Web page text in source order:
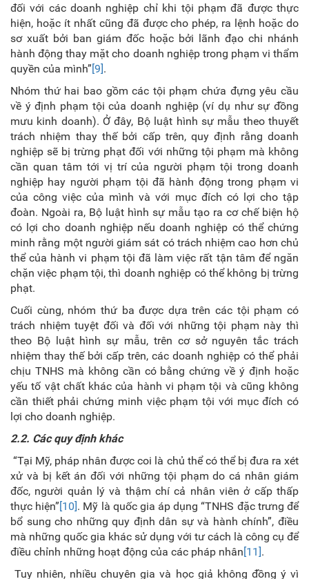
đối với các doanh nghiệp chỉ khi tội phạm đã được thực
hiện, hoặc ít nhất cũng đã được cho phép, ra lệnh hoặc do
sơ xuất bởi ban giám đốc hoặc bởi lãnh đạo chi nhánh
hành động thay mặt cho doanh nghiệp trong phạm vi thẩm
quyền của mình”[9].
Nhóm thứ hai bao gồm các tội phạm chứa đựng yêu cầu
về ý định phạm tội của doanh nghiệp (ví dụ như sự đồng
mưu kinh doanh). Ở đây, Bộ luật hình sự mẫu theo thuyết
trách nhiệm thay thế bởi cấp trên, quy định rằng doanh
nghiệp sẽ bị trừng phạt đối với những tội phạm mà không
cần quan tâm tới vị trí của người phạm tội trong doanh
nghiệp hay người phạm tội đã hành động trong phạm vi
của công việc của mình và với mục đích có lợi cho tập
đoàn. Ngoài ra, Bộ luật hình sự mẫu tạo ra cơ chế biện hộ
có lợi cho doanh nghiệp nếu doanh nghiệp có thể chứng
minh rằng một người giám sát có trách nhiệm cao hơn chủ
thể của hành vi phạm tội đã làm việc rất tận tâm để ngăn
chặn việc phạm tội, thì doanh nghiệp có thể không bị trừng
phạt.
Cuối cùng, nhóm thứ ba được dựa trên các tội phạm có
trách nhiệm tuyệt đối và đối với những tội phạm này thì
theo Bộ luật hình sự mẫu, trên cơ sở nguyên tắc trách
nhiệm thay thế bởi cấp trên, các doanh nghiệp có thể phải
chịu TNHS mà không cần có bằng chứng về ý định hoặc
yếu tố vật chất khác của hành vi phạm tội và cũng không
cần thiết phải chứng minh việc phạm tội với mục đích có
lợi cho doanh nghiệp.
2.2. Các quy định khác
“Tại Mỹ, pháp nhân được coi là chủ thể có thể bị đưa ra xét
xử và bị kết án đối với những tội phạm do cá nhân giám
đốc, người quản lý và thậm chí cả nhân viên ở cấp thấp
thực hiện”[10]. Mỹ là quốc gia áp dụng “TNHS đặc trưng để
bổ sung cho những quy định dân sự và hành chính”, điều
mà những quốc gia khác sử dụng với tư cách là công cụ để
điều chỉnh những hoạt động của các pháp nhân[11].
Tuy nhiên, nhiều chuyên gia và học giả không đồng ý vì